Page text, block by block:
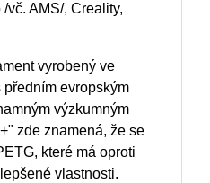
vč. AMS/, Creality,
vyrobený ve
evropským
výzkumným
zde znamená, že se
které má oproti
vlastnosti.